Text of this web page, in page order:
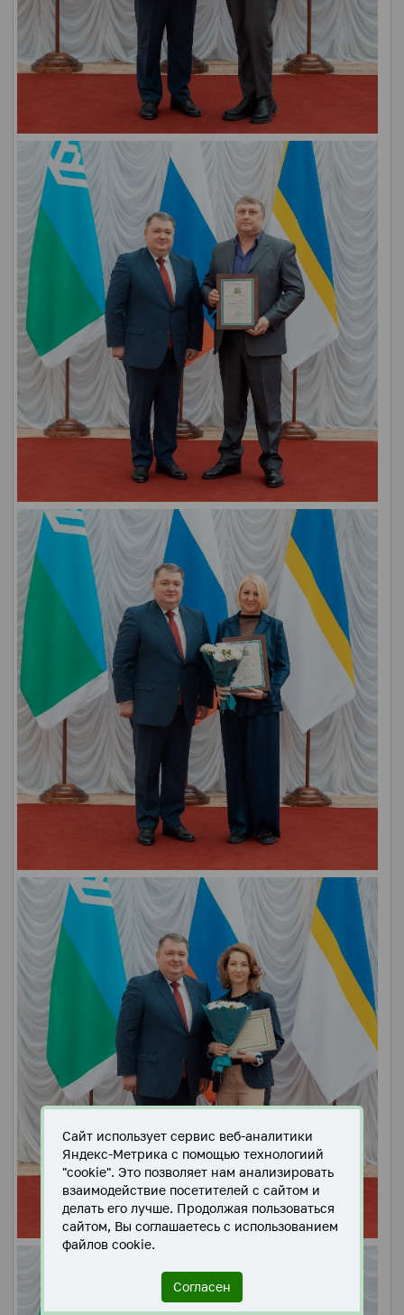
Сайт использует сервис веб-аналитики
Яндекс-Метрика с помощью технологиий
"cookie". Это позволяет нам анализировать
взаимодействие посетителей с сайтом и
делать его лучше. Продолжая пользоваться
сайтом, Вы соглашаетесь с использованием
файлов cookie.
Согласен